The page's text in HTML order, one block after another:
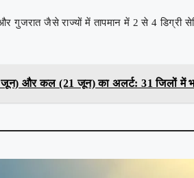
गुजरात जैसे राज्यों में तापमान में 2 से 4 डिग्री
और कल (21 जून) का अलर्ट: 31 जिलों में